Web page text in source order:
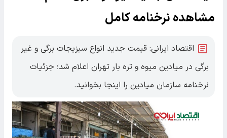
مشاهده نرخنامه کامل
اقتصاد ایرانی: قیمت جدید انواع سبزیجات برگی و غیر
برگی در میادین میوه و تره بار تهران اعلام شد؛ جزئیات
نرخنامه سازمان میادین را اینجا بخوانید.